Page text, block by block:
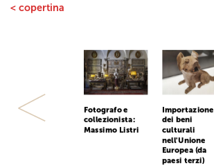
< copertina
Fotografo e
collezionista:
Massimo Listri
Importazione
dei beni
culturali
nell'Unione
Europea (da
paesi terzi)
Previous